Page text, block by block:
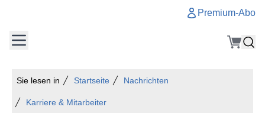
Premium-Abo
Sie lesen in Startseite Nachrichten
Karriere & Mitarbeiter